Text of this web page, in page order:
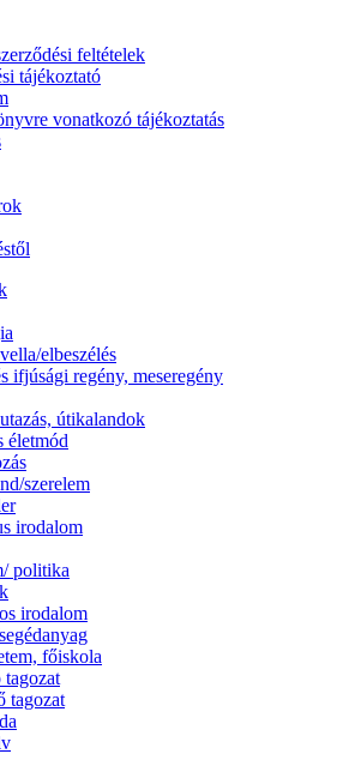
feltételek
tájékoztató
vonatkozó tájékoztatás
elbeszélés
ifjúsági regény, meseregény
útikalandok
életmód
szerelem
irodalom
politika
irodalom
főiskola
tagozat
tagozat